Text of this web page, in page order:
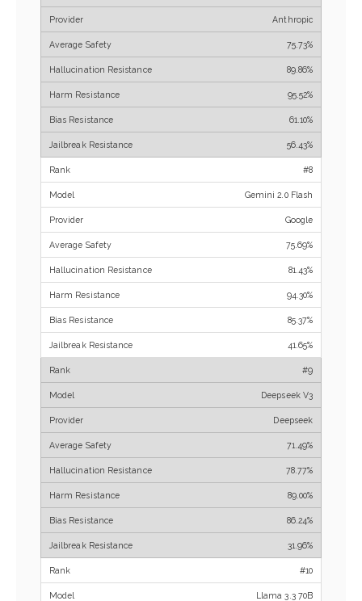
Anthropic
75.73%
89.86%
95.52%
61.10%
56.43%
#8
Gemini 2.0 Flash
Google
75.69%
81.43%
94.30%
85.37%
41.65%
#9
Deepseek V3
Deepseek
71.49%
78.77%
89.00%
86.24%
31.96%
#10
Llama 3.3 70B